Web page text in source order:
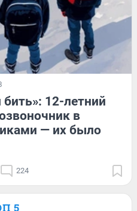
12-летний
в
— их было
224
5